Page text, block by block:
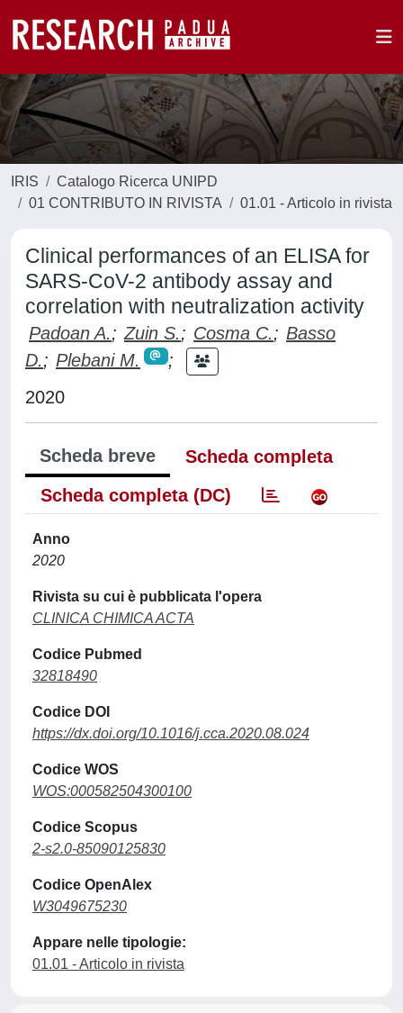
IRIS
Catalogo Ricerca UNIPD
01 CONTRIBUTO IN RIVISTA
01.01 - Articolo in rivista
Clinical performances of an ELISA for
SARS-CoV-2 antibody assay and
correlation with neutralization activity
Padoan A.; Zuin S.; Cosma C.; Basso
D.; Plebani M.
;
2020
Scheda breve
Scheda completa
Scheda completa (DC)
Anno
2020
Rivista su cui è pubblicata l'opera
CLINICA CHIMICA ACTA
Codice Pubmed
32818490
Codice DOI
https://dx.doi.org/10.1016/j.cca.2020.08.024
Codice WOS
WOS:000582504300100
Codice Scopus
2-s2.0-85090125830
Codice OpenAlex
W3049675230
Appare nelle tipologie:
01.01 - Articolo in rivista